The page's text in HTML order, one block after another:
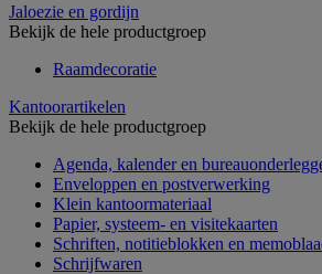
Jaloezie en gordijn
Bekijk de hele productgroep
Raamdecoratie
Kantoorartikelen
Bekijk de hele productgroep
Agenda, kalender en
Enveloppen en postverwerking
Klein kantoormateriaal
Papier, systeem- en visitekaarten
Schriften, notitieblokken en
Schrijfwaren